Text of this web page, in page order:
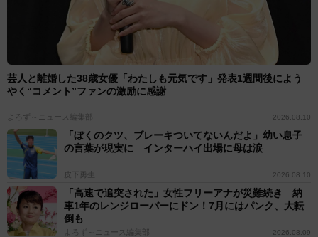
芸人と離婚した38歳女優「わたしも元気です」発表1週間後によう
やく“コメント”ファンの激励に感謝
よろず～ニュース編集部 2026.08.10
「ぼくのクツ、ブレーキついてないんだよ」幼い息子
の言葉が現実に インターハイ出場に母は涙
皮下勇生 2026.08.10
「高速で追突された」女性フリーアナが災難続き 納
車1年のレンジローバーにドン！7月にはパンク、大転
倒も
よろず～ニュース編集部 2026.08.09